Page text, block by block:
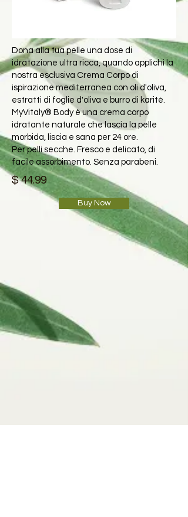
Dona alla tua pelle una dose di
idratazione ultra ricca, quando applichi la
nostra esclusiva Crema Corpo di
ispirazione mediterranea con oli d'oliva,
estratti di foglie d'oliva e burro di karité.
MyVitaly® Body è una crema corpo
idratante naturale che lascia la pelle
morbida, liscia e sana per 24 ore.
Per pelli secche. Fresco e delicato, di
facile assorbimento. Senza parabeni.
$ 44.99
Buy Now